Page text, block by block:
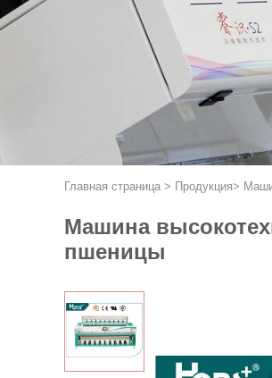
Главная страница > Продукция>
Машина
пшеницы